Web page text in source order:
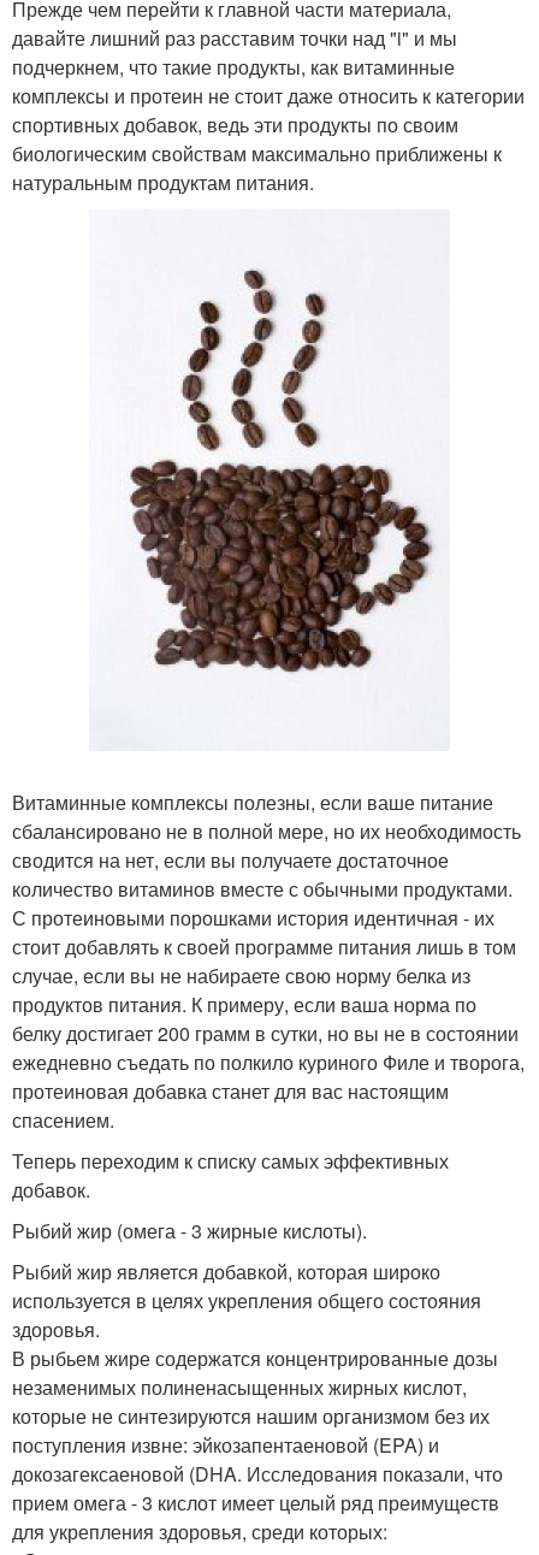
Прежде чем перейти к главной части материала,
давайте лишний раз расставим точки над "i" и мы
подчеркнем, что такие продукты, как витаминные
комплексы и протеин не стоит даже относить к категории
спортивных добавок, ведь эти продукты по своим
биологическим свойствам максимально приближены к
натуральным продуктам питания.
Витаминные комплексы полезны, если ваше питание
сбалансировано не в полной мере, но их необходимость
сводится на нет, если вы получаете достаточное
количество витаминов вместе с обычными продуктами.
С протеиновыми порошками история идентичная - их
стоит добавлять к своей программе питания лишь в том
случае, если вы не набираете свою норму белка из
продуктов питания. К примеру, если ваша норма по
белку достигает 200 грамм в сутки, но вы не в состоянии
ежедневно съедать по полкило куриного Филе и творога,
протеиновая добавка станет для вас настоящим
спасением.
Теперь переходим к списку самых эффективных
добавок.
Рыбий жир (омега - 3 жирные кислоты).
Рыбий жир является добавкой, которая широко
используется в целях укрепления общего состояния
здоровья.
В рыбьем жире содержатся концентрированные дозы
незаменимых полиненасыщенных жирных кислот,
которые не синтезируются нашим организмом без их
поступления извне: эйкозапентаеновой (EPA) и
докозагексаеновой (DHA. Исследования показали, что
прием омега - 3 кислот имеет целый ряд преимуществ
для укрепления здоровья, среди которых: